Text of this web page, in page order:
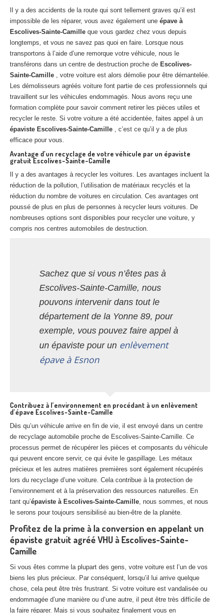
RACHATVÉHICULES
CONTACT
01 83 64 20 40
Il y a des accidents de la route qui sont tellement graves qu’il est
impossible de les réparer, vous avez également une épave à
Escolives-Sainte-Camille que vous gardez chez vous depuis
longtemps, et vous ne savez pas quoi en faire. Lorsque nous
transportons à l’aide d’une remorque votre véhicule, nous le
transférons dans un centre de destruction proche de Escolives-
Sainte-Camille , votre voiture est alors démolie pour être démantelée.
Les démolisseurs agréés voiture font partie de ces professionnels qui
travaillent sur les véhicules endommagés. Nous avons reçu une
formation complète pour savoir comment retirer les pièces utiles et
recycler le reste. Si votre voiture a été accidentée, faites appel à un
épaviste Escolives-Sainte-Camille , c’est ce qu’il y a de plus
efficace pour vous.
Avantage d’un recyclage de votre véhicule par un épaviste
gratuit Escolives-Sainte-Camille
Il y a des avantages à recycler les voitures. Les avantages incluent la
réduction de la pollution, l’utilisation de matériaux recyclés et la
réduction du nombre de voitures en circulation. Ces avantages ont
poussé de plus en plus de personnes à recycler leurs voitures. De
nombreuses options sont disponibles pour recycler une voiture, y
compris nos centres automobiles de destruction.
Sachez que si vous n’êtes pas à
Escolives-Sainte-Camille, nous
pouvons intervenir dans tout le
département de la Yonne 89, pour
exemple, vous pouvez faire appel à
un épaviste pour un enlèvement
épave à Esnon
Contribuez à l’environnement en procédant à un enlèvement
d’épave Escolives-Sainte-Camille
Dès qu’un véhicule arrive en fin de vie, il est envoyé dans un centre
de recyclage automobile proche de Escolives-Sainte-Camille. Ce
processus permet de récupérer les pièces et composants du véhicule
qui peuvent encore servir, ce qui évite le gaspillage. Les métaux
précieux et les autres matières premières sont également récupérés
lors du recyclage d’une voiture. Cela contribue à la protection de
l’environnement et à la préservation des ressources naturelles. En
tant qu’épaviste à Escolives-Sainte-Camille, nous sommes, et nous
le serons pour toujours sensibilisé au bien-être de la planète.
Profitez de la prime à la conversion en appelant un
épaviste gratuit agréé VHU à Escolives-Sainte-
Camille
Si vous êtes comme la plupart des gens, votre voiture est l’un de vos
biens les plus précieux. Par conséquent, lorsqu’il lui arrive quelque
chose, cela peut être très frustrant. Si votre voiture est vandalisée ou
endommagée d’une manière ou d’une autre, il peut être très difficile de
la faire réparer. Mais si vous souhaitez finalement vous en